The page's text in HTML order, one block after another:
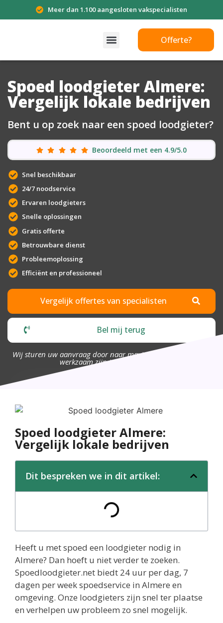
Meer dan 1.100 aangesloten vakspecialisten
Offerte?
Spoed loodgieter Almere:
Vergelijk lokale bedrijven
Bent u op zoek naar een spoed loodgieter?
Beoordeeld met een 4.9/5.0
Snel beschikbaar
24/7 noodservice
Ervaren loodgieters
Snelle oplossingen
Gratis offerte
Betrouwbare dienst
Probleemoplossing
Efficiënt en professioneel
Vergelijk offertes van specialisten
Bel mij terug
Wij sturen uw aanvraag door naar maximaal 4 bedrijven die
werkzaam zijn in uw omgeving.
Spoed loodgieter Almere:
Vergelijk lokale bedrijven
Dit bespreken we in dit artikel:
Heeft u met spoed een loodgieter nodig in
Almere? Dan hoeft u niet verder te zoeken.
Spoedloodgieter.net biedt 24 uur per dag, 7
dagen per week spoedservice in Almere en
omgeving. Onze loodgieters zijn snel ter plaatse
en verhelpen uw probleem zo snel mogelijk.